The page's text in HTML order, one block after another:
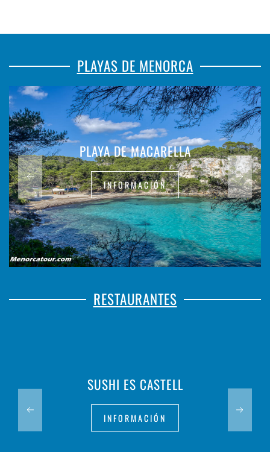
PLAYAS DE MENORCA
PLAYA DE MACARELLA
INFORMACIÓN
RESTAURANTES
SUSHI ES CASTELL
INFORMACIÓN